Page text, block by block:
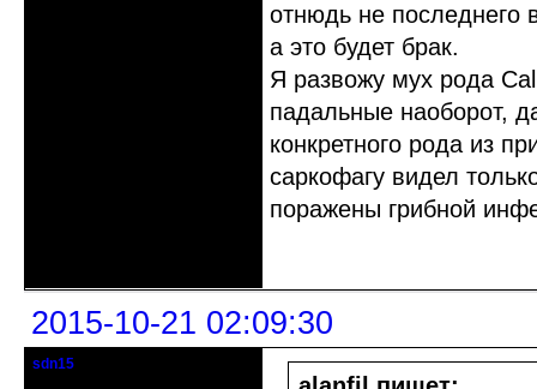
отнюдь не последнего
а это будет брак.
Я развожу мух рода
падальные наоборот,
конкретного рода из
саркофагу видел
поражены грибной
2015-10-21 02:09:30
sdn15